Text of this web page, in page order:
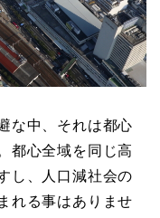
な中、それは都心
都心全域を同じ高
し、人口減社会の
れる事はありませ